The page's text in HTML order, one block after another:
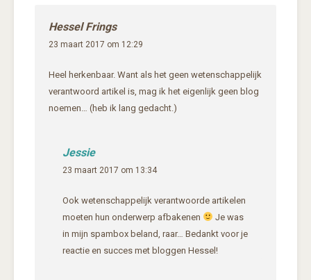
Hessel Frings
23 maart 2017 om 12:29
Heel herkenbaar. Want als het geen wetenschappelijk
verantwoord artikel is, mag ik het eigenlijk geen blog
noemen… (heb ik lang gedacht.)
Jessie
23 maart 2017 om 13:34
Ook wetenschappelijk verantwoorde artikelen
moeten hun onderwerp afbakenen
Je was
in mijn spambox beland, raar… Bedankt voor je
reactie en succes met bloggen Hessel!